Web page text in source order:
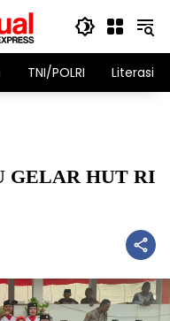
TNI/POLRI Literasi
GELAR HUT RI